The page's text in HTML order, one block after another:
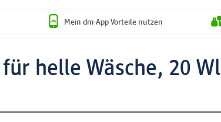
Mein dm-App Vorteile nutzen
helle Wäsche, 20 Wl